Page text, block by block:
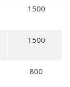
1500
1500
800